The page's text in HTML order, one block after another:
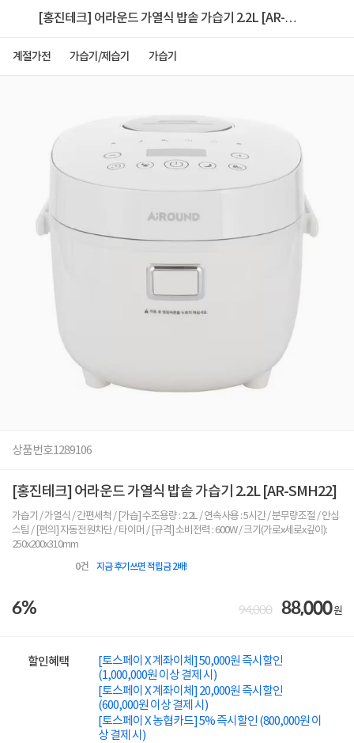
[홍진테크] 어라운드 가열식 밥솥 가습기 2.2L [AR-
계절가전 가습기/제습기 가습기
상품번호1289106
[홍진테크] 어라운드 가열식 밥솥 가습기 2.2L [AR-SMH22]
가습기 / 가열식 / 간편세척 / [가습] 수조용량 : 2.2L / 연속사용 : 5시간 / 분무량조절 / 안심
스팀 / [편의] 자동전원차단 / 타이머 / [규격] 소비전력 : 600W / 크기(가로x세로x깊이):
250x200x310mm
0건 지금 후기쓰면 적립금 2배!
6% 94,000 88,000원
할인혜택
[토스페이 X 계좌이체] 50,000원 즉시할인
(1,000,000원 이상 결제 시)
[토스페이 X 계좌이체] 20,000원 즉시할인
(600,000원 이상 결제 시)
[토스페이 X 농협카드] 5% 즉시할인 (800,000원 이
상 결제 시)